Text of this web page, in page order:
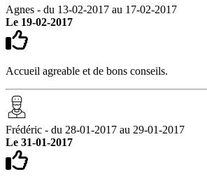
Agnes - du 13-02-2017 au 17-02-2017
Le 19-02-2017
Accueil agreable et de bons conseils.
Frédéric - du 28-01-2017 au 29-01-2017
Le 31-01-2017